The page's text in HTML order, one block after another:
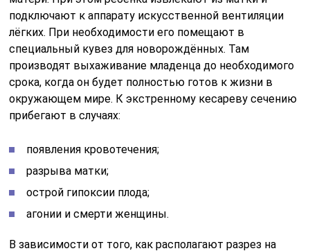
подключают к аппарату искусственной вентиляции
лёгких. При необходимости его помещают в
специальный кувез для новорождённых. Там
производят выхаживание младенца до необходимого
срока, когда он будет полностью готов к жизни в
окружающем мире. К экстренному кесареву сечению
прибегают в случаях:
появления кровотечения;
разрыва матки;
острой гипоксии плода;
агонии и смерти женщины.
В зависимости от того, как располагают разрез на